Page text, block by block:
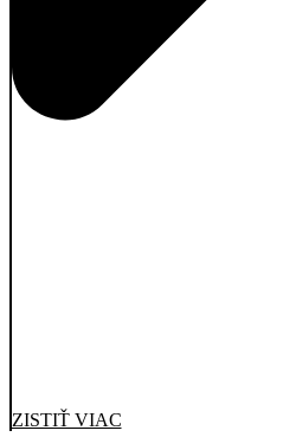
ZISTIŤ VIAC